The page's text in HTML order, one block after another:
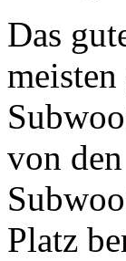
Das
von
Platz